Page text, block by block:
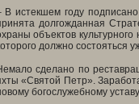
В истекшем году
долгожданная
объектов
должно состояться
сделано по
«Святой Петр».
богослужебному